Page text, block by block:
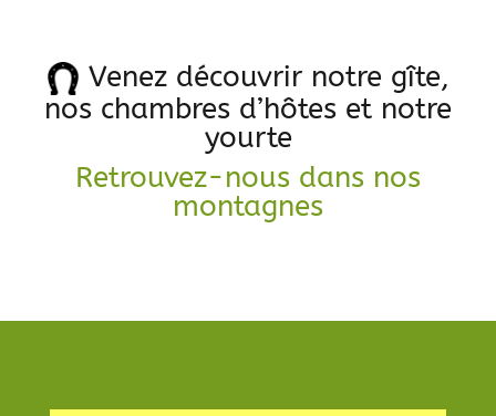
Venez découvrir notre gîte,
nos chambres d’hôtes et notre
yourte
Retrouvez-nous dans nos
montagnes